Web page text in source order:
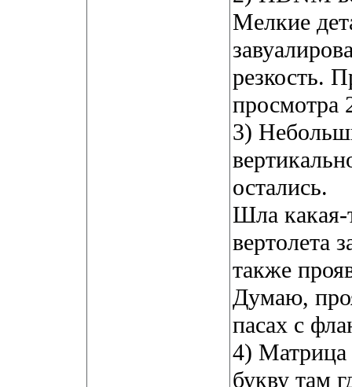
Мелкие
резкость.
просмотра
3)
остались.
Шла какая-
вертолета
также
Думаю,
пасах с
4) Матрица
букву там